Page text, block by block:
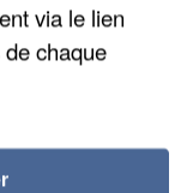
via le lien
chaque